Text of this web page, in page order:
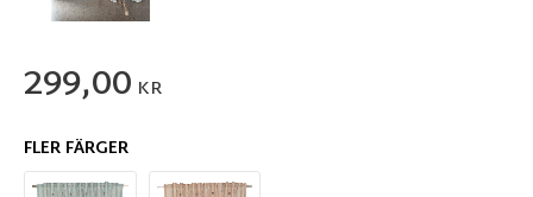
299,00 KR
FLER FÄRGER